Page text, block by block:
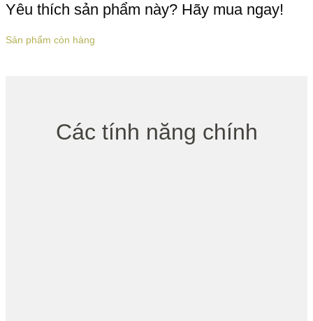
Yêu thích sản phẩm này? Hãy mua ngay!
Sản phẩm còn hàng
Các tính năng chính